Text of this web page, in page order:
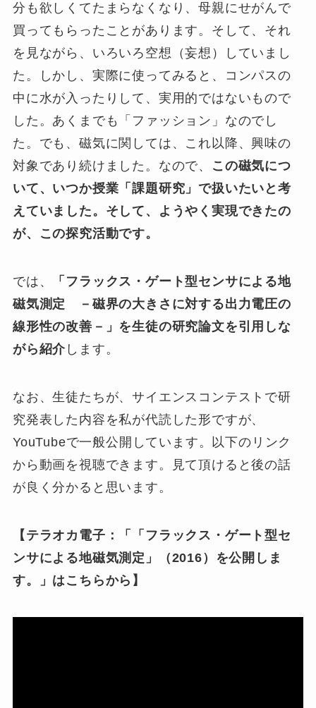
分も欲しくてたまらなくなり、母親にせがんで
買ってもらったことがあります。そして、それ
を見ながら、いろいろ空想（妄想）していまし
た。しかし、実際に使ってみると、コンパスの
中に水が入ったりして、実用的ではないもので
した。あくまでも「ファッション」なのでし
た。でも、磁気に関しては、これ以降、興味の
対象であり続けました。なので、 この磁気につ
いて、いつか授業「課題研究」で扱いたいと考
えていました。そして、ようやく実現できたの
が、この探究活動です。
では、
「フラックス・ゲート型センサによる地
磁気測定 －磁界の大きさに対する出力電圧の
線形性の改善－」を生徒の研究論文を引用しな
がら紹介 します。
なお、生徒たちが、サイエンスコンテストで研
究発表した内容を私が代読した形ですが、
YouTubeで一般公開しています。以下のリンク
から動画を視聴できます。見て頂けると後の話
が良く分かると思います。
【テラオカ電子：「「フラックス・ゲート型セ
ンサによる地磁気測定」（2016）を公開しま
す。」はこちらから】